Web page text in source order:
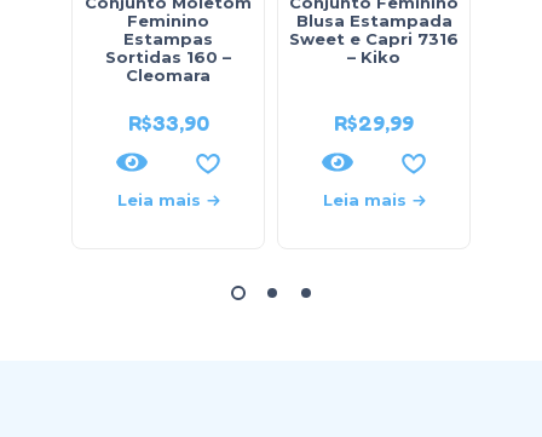
Feminino
Estampas
Sortidas 160 –
Cleomara
R$33,90
Leia mais
Blusa Estampada
Sweet e Capri 7316
– Kiko
R$29,99
Leia mais